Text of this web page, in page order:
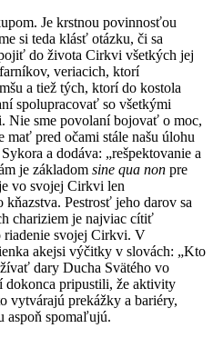
Je krstnou povinnosťou
si teda klásť otázku, či sa
do života Cirkvi všetkých jej
veriacich, ktorí
a tiež tých, ktorí do kostola
spolupracovať so všetkými
Nie sme povolaní bojovať o moc,
pred očami stále našu úlohu
a dodáva: „rešpektovanie a
je základom sine qua non pre
vo svojej Cirkvi len
Pestrosť jeho darov sa
chariziem je najviac cítiť
riadenie svojej Cirkvi. V
akejsi výčitky v slovách: „Kto
dary Ducha Svätého vo
pripustili, že aktivity
vytvárajú prekážky a bariéry,
aspoň spomaľujú.